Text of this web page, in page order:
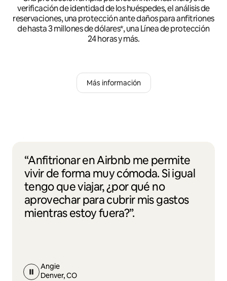
verificación de identidad de los huéspedes, el análisis de
reservaciones, una protección ante daños para anfitriones
de hasta 3 millones de dólares*, una Línea de protección
24 horas y más.
Más información
“Anfitrionar en Airbnb me permite
vivir de forma muy cómoda. Si igual
tengo que viajar, ¿por qué no
aprovechar para cubrir mis gastos
mientras estoy fuera?”.
Angie
Denver, CO